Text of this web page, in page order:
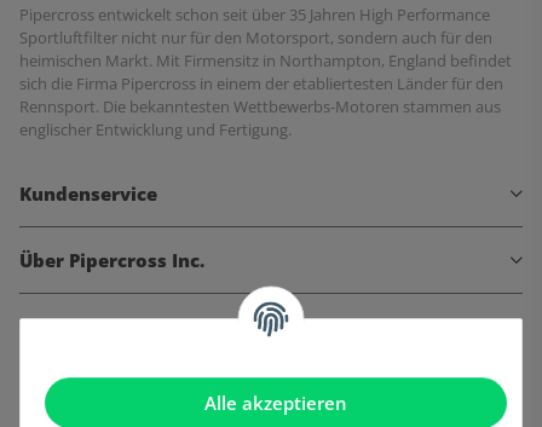
Alle akzeptieren
Pipercross entwickelt schon seit über 35 Jahren High Performance
Sportluftfilter nicht nur für den Motorsport, sondern auch für den
heimischen Markt. Mit Firmensitz in Northampton, England befindet
sich die Firma Pipercross in einem der etabliertesten Länder für den
Rennsport. Die bekanntesten Wettbewerbs-Motoren stammen aus
englischer Entwicklung und Fertigung.
Kundenservice
Über Pipercross Inc.
Informationen
Gesetzliche Informationen